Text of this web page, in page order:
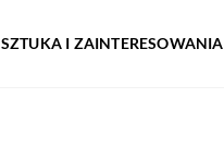
SZTUKA I ZAINTERESOWANIA